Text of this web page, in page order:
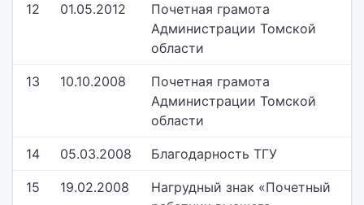
12 01.05.2012
Почетная грамота
Администрации Томской
области
13 10.10.2008
Почетная грамота
Администрации Томской
области
14 05.03.2008 Благодарность ТГУ
15 19.02.2008
Нагрудный знак «Почетный